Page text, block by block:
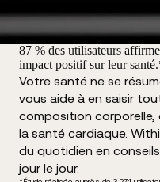
87 % des utilisateurs
impact positif sur leur
Votre santé ne se
vous aide à en saisir
composition corporelle,
la santé cardiaque.
du quotidien en
jour le jour.